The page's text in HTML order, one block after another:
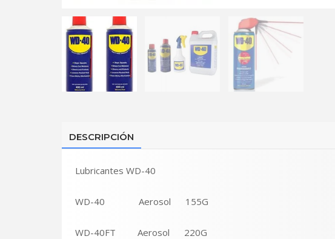
DESCRIPCIÓN
Lubricantes WD-40
WD-40 Aerosol 155G
WD-40FT Aerosol 220G